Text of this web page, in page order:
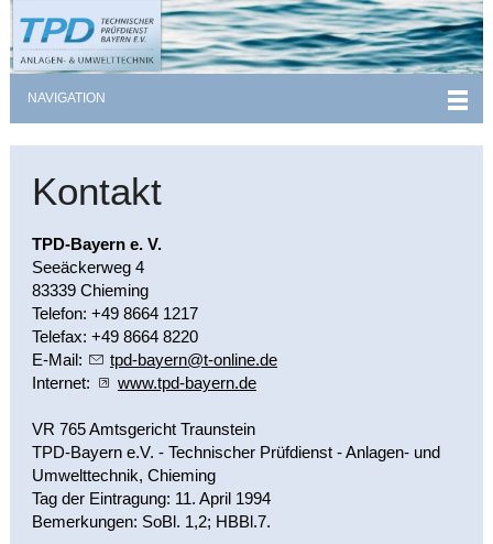
NAVIGATION
Kontakt
TPD-Bayern e. V.
Seeäckerweg 4
83339 Chieming
Telefon: +49 8664 1217
Telefax: +49 8664 8220
E-Mail:
tpd-b y rn t- nln
d
Internet:
www.tpd-bayern.de
VR 765 Amtsgericht Traunstein
TPD-Bayern e.V. - Technischer Prüfdienst - Anlagen- und
Umwelttechnik, Chieming
Tag der Eintragung: 11. April 1994
Bemerkungen: SoBl. 1,2; HBBl.7.